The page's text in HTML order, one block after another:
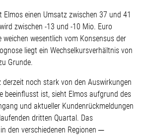
Elmos einen Umsatz zwischen 37 und 41
zwischen -13 und -10 Mio. Euro
weichen wesentlich vom Konsensus der
liegt ein Wechselkursverhältnis von
Grunde.
derzeit noch stark von den Auswirkungen
beeinflusst ist, sieht Elmos aufgrund des
und aktueller Kundenrückmeldungen
dritten Quartal. Das
den verschiedenen Regionen ─